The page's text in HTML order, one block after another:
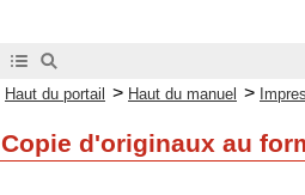
Haut du portail > Haut du manuel >
Copie d'originaux au